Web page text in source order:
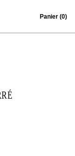
Panier (0)